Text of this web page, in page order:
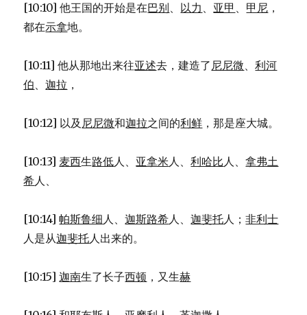
[10:10] 他王国的开始是在巴别、 以力 、 亚甲 、 甲尼 ，
都在示拿地。
[10:11] 他从那地出来往亚述去，建造了 尼尼微、利河
伯、迦拉 ，
[10:12] 以及 尼尼微和迦拉之间的利鲜 ，那是座大城。
[10:13] 麦西生路低人、 亚拿米人、利哈比人、拿弗土
希人、
[10:14]帕斯鲁细人、迦斯路希人、迦斐托人；非利士
人是从迦斐托人出来的。
[10:15]迦南生了长子西顿 ，又生赫